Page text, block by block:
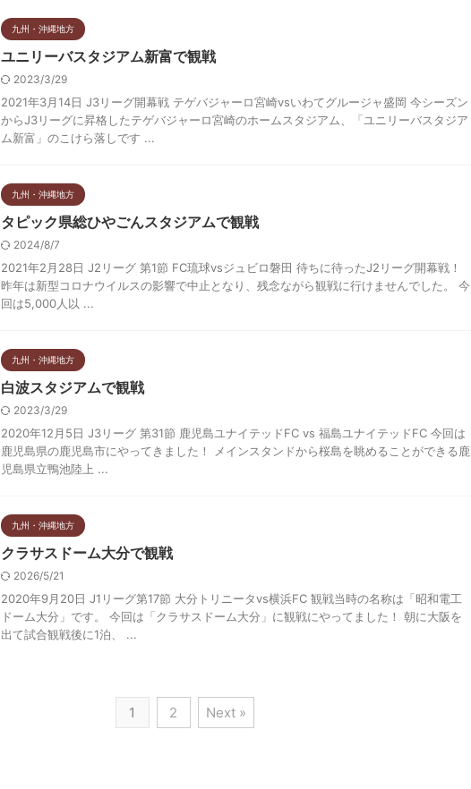
九州・沖縄地方
ユニリーバスタジアム新富で観戦
2023/3/29
2021年3月14日 J3リーグ開幕戦 テゲバジャーロ宮崎vsいわてグルージャ盛岡 今シーズン
からJ3リーグに昇格したテゲバジャーロ宮崎のホームスタジアム、「ユニリーバスタジア
ム新富」のこけら落しです ...
九州・沖縄地方
タピック県総ひやごんスタジアムで観戦
2024/8/7
2021年2月28日 J2リーグ 第1節 FC琉球vsジュビロ磐田 待ちに待ったJ2リーグ開幕戦！
昨年は新型コロナウイルスの影響で中止となり、残念ながら観戦に行けませんでした。 今
回は5,000人以 ...
九州・沖縄地方
白波スタジアムで観戦
2023/3/29
2020年12月5日 J3リーグ 第31節 鹿児島ユナイテッドFC vs 福島ユナイテッドFC 今回は
鹿児島県の鹿児島市にやってきました！ メインスタンドから桜島を眺めることができる鹿
児島県立鴨池陸上 ...
九州・沖縄地方
クラサスドーム大分で観戦
2026/5/21
2020年9月20日 J1リーグ第17節 大分トリニータvs横浜FC 観戦当時の名称は「昭和電工
ドーム大分」です。 今回は「クラサスドーム大分」に観戦にやってました！ 朝に大阪を
出て試合観戦後に1泊、 ...
1 2 Next »